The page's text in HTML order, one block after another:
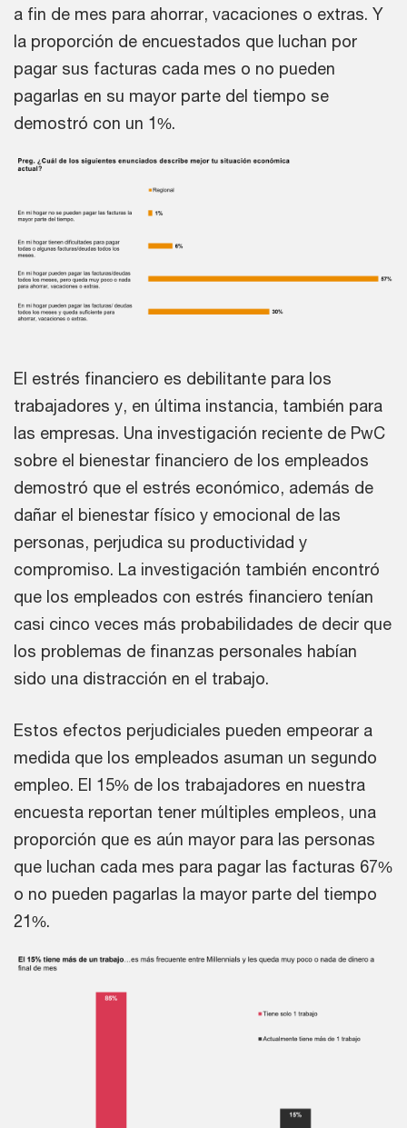
a fin de mes para ahorrar, vacaciones o extras. Y
la proporción de encuestados que luchan por
pagar sus facturas cada mes o no pueden
pagarlas en su mayor parte del tiempo se
demostró con un 1%.
El estrés financiero es debilitante para los
trabajadores y, en última instancia, también para
las empresas. Una investigación reciente de PwC
sobre el bienestar financiero de los empleados
demostró que el estrés económico, además de
dañar el bienestar físico y emocional de las
personas, perjudica su productividad y
compromiso. La investigación también encontró
que los empleados con estrés financiero tenían
casi cinco veces más probabilidades de decir que
los problemas de finanzas personales habían
sido una distracción en el trabajo.
Estos efectos perjudiciales pueden empeorar a
medida que los empleados asuman un segundo
empleo. El 15% de los trabajadores en nuestra
encuesta reportan tener múltiples empleos, una
proporción que es aún mayor para las personas
que luchan cada mes para pagar las facturas 67%
o no pueden pagarlas la mayor parte del tiempo
21%.